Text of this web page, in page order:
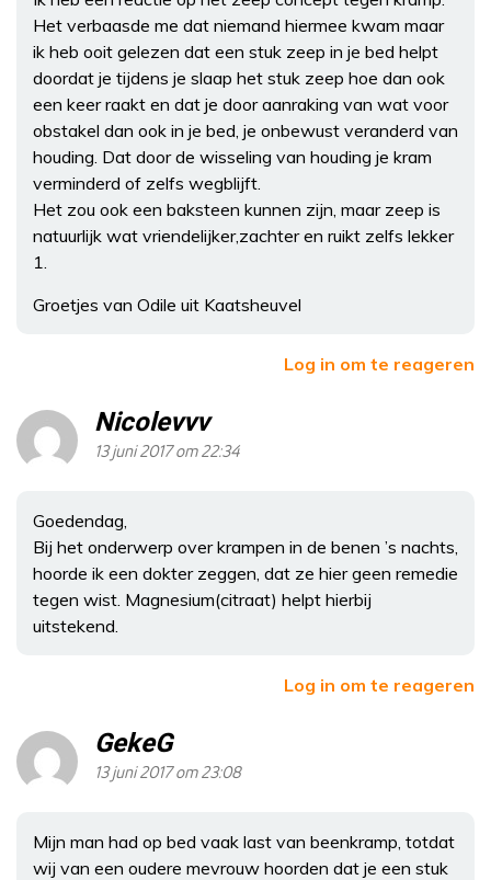
Het verbaasde me dat niemand hiermee kwam maar
ik heb ooit gelezen dat een stuk zeep in je bed helpt
doordat je tijdens je slaap het stuk zeep hoe dan ook
een keer raakt en dat je door aanraking van wat voor
obstakel dan ook in je bed, je onbewust veranderd van
houding. Dat door de wisseling van houding je kram
verminderd of zelfs wegblijft.
Het zou ook een baksteen kunnen zijn, maar zeep is
natuurlijk wat vriendelijker,zachter en ruikt zelfs lekker
1.
Groetjes van Odile uit Kaatsheuvel
Log in om te reageren
Nicolevvv
13 juni 2017 om 22:34
Goedendag,
Bij het onderwerp over krampen in de benen ’s nachts,
hoorde ik een dokter zeggen, dat ze hier geen remedie
tegen wist. Magnesium(citraat) helpt hierbij
uitstekend.
Log in om te reageren
GekeG
13 juni 2017 om 23:08
Mijn man had op bed vaak last van beenkramp, totdat
wij van een oudere mevrouw hoorden dat je een stuk